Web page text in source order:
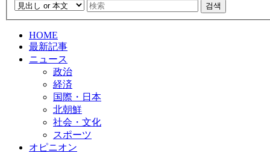
검색
HOME
最新記事
ニュース
政治
経済
国際・日本
北朝鮮
社会・文化
スポーツ
オピニオン